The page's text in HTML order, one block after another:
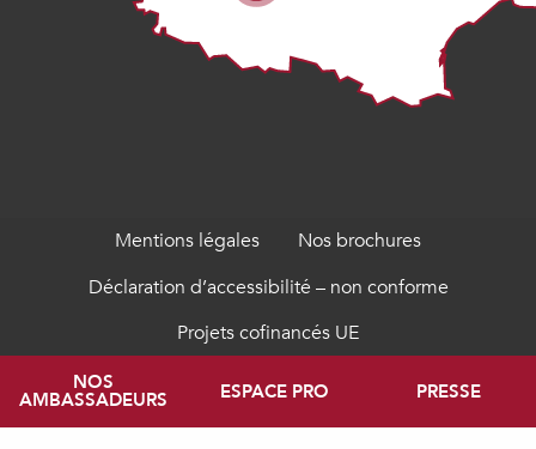
Mentions légales
Nos brochures
Déclaration d’accessibilité – non conforme
Projets cofinancés UE
NOS
AMBASSADEURS ESPACE PRO PRESSE